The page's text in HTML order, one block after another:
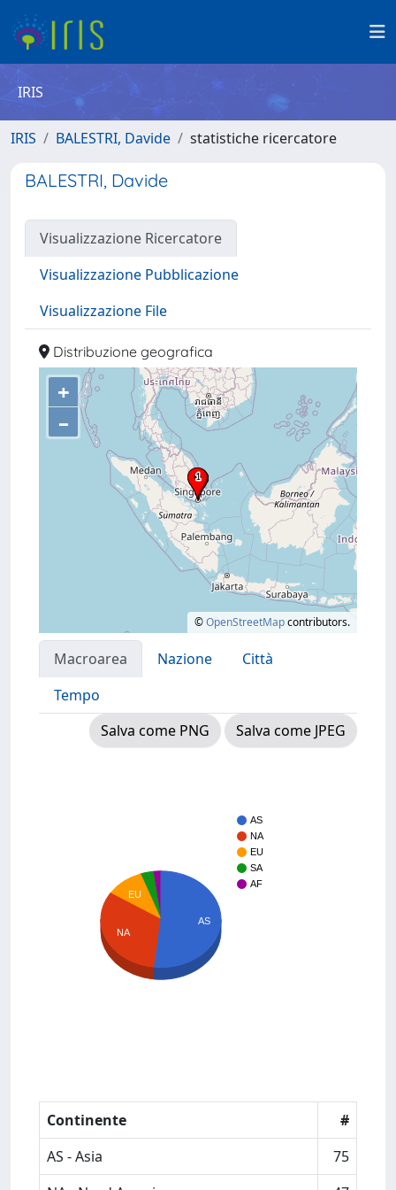
IRIS
IRIS BALESTRI, Davide statistiche ricercatore
BALESTRI, Davide
Visualizzazione Ricercatore
Visualizzazione Pubblicazione
Visualizzazione File
Distribuzione geografica
+
–
©OpenStreetMapcontributors.
Macroarea Nazione
Città
Tempo
Salva come PNG
Salva come JPEG
AS
NA
EU
SA
AF
EU
NA
AS
Continente
#
AS - Asia
75